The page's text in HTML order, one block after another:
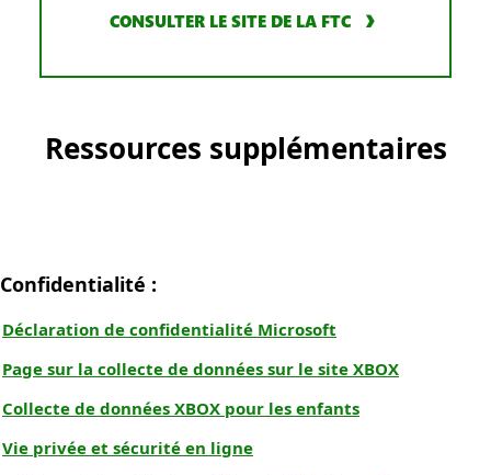
CONSULTER LE SITE DE LA FTC
Ressources supplémentaires
Confidentialité :
Déclaration de confidentialité Microsoft
Page sur la collecte de données sur le site XBOX
Collecte de données XBOX pour les enfants
Vie privée et sécurité en ligne